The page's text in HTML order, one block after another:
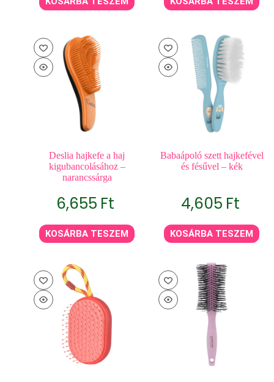
Deslia hajkefe a haj
kigubancolásához –
narancssárga
6,655 Ft
KOSÁRBA TESZEM
Babaápoló szett hajkefével
és fésűvel – kék
4,605 Ft
KOSÁRBA TESZEM